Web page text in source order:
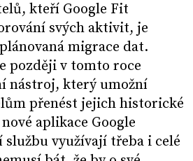
kteří Google Fit
svých aktivit, je
migrace dat.
později v tomto roce
nástroj, který umožní
přenést jejich historické
aplikace Google
využívají třeba i celé